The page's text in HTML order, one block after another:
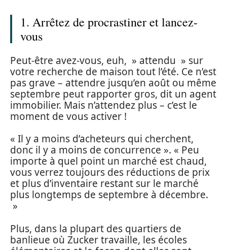
1. Arrêtez de procrastiner et lancez-
vous
Peut-être avez-vous, euh, » attendu » sur
votre recherche de maison tout l’été. Ce n’est
pas grave – attendre jusqu’en août ou même
septembre peut rapporter gros, dit un agent
immobilier. Mais n’attendez plus – c’est le
moment de vous activer !
« Il y a moins d’acheteurs qui cherchent,
donc il y a moins de concurrence ». « Peu
importe à quel point un marché est chaud,
vous verrez toujours des réductions de prix
et plus d’inventaire restant sur le marché
plus longtemps de septembre à décembre.
»
Plus, dans la plupart des quartiers de
banlieue où Zucker travaille, les écoles